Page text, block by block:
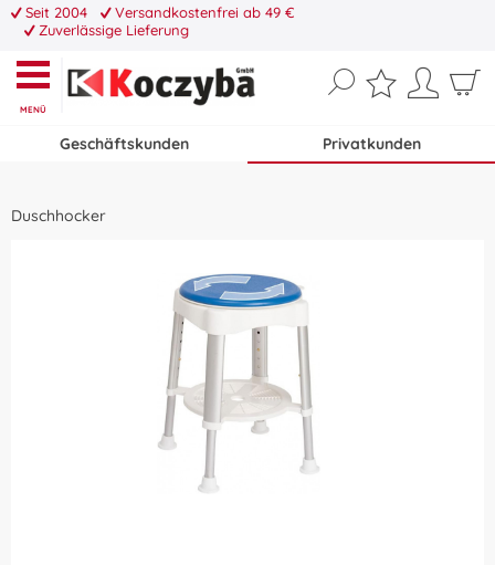
Seit 2004
Versandkostenfrei ab 49 €
Zuverlässige Lieferung
MENÜ
Geschäftskunden Privatkunden
Duschhocker